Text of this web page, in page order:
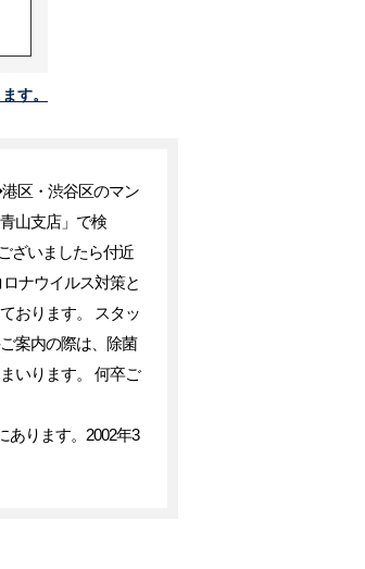
す。
区・渋谷区のマン
山支店」で検
ざいましたら付近
ナウイルス対策と
おります。 スタッ
案内の際は、除菌
いります。 何卒ご
あります。2002年3